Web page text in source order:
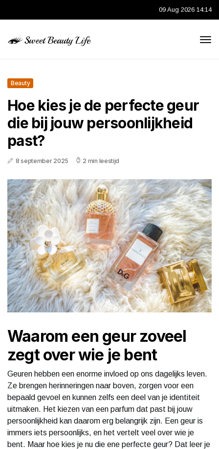
09 Aug 2026 14:14
Beauty
Hoe kies je de perfecte geur
die bij jouw persoonlijkheid
past?
8 september 2025 2 min leestijd
Waarom een geur zoveel
zegt over wie je bent
Geuren hebben een enorme invloed op ons dagelijks leven.
Ze brengen herinneringen naar boven, zorgen voor een
bepaald gevoel en kunnen zelfs een deel van je identiteit
uitmaken. Het kiezen van een parfum dat past bij jouw
persoonlijkheid kan daarom erg belangrijk zijn. Een geur is
immers iets persoonlijks, en het vertelt veel over wie je
bent. Maar hoe kies je nu die ene perfecte geur? Dat leer je